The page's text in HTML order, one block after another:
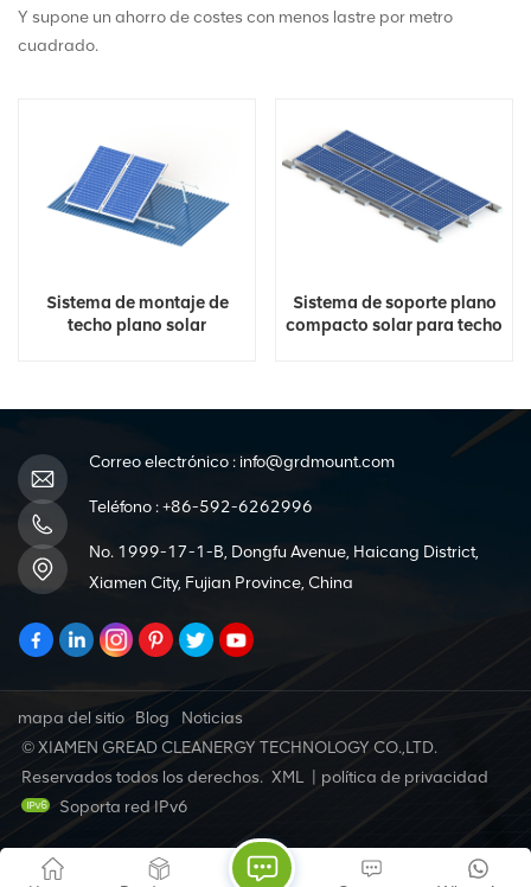
Y supone un ahorro de costes con menos lastre por metro
cuadrado.
Sistema de montaje de
techo plano solar
Sistema de soporte plano
compacto solar para techo
Correo electrónico : info@grdmount.com
Teléfono :+86-592-6262996
No. 1999-17-1-B, Dongfu Avenue, Haicang District,
Xiamen City, Fujian Province, China
mapa del sitio Blog
Noticias
© XIAMEN GREAD CLEANERGY TECHNOLOGY CO.,LTD.
Reservados todos los derechos. XML
política de privacidad
Soporta red IPv6